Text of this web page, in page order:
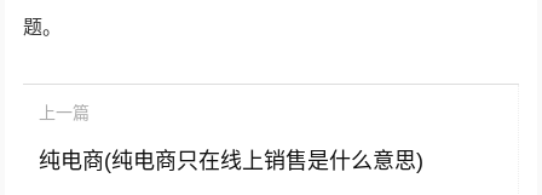
题。
上一篇
纯电商(纯电商只在线上销售是什么意思)